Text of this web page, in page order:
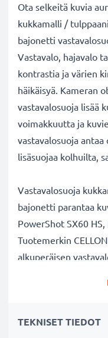
Ota selkeitä kuvia
kukkamalli /
bajonetti
Vastavalo, hajavalo
kontrastia ja värien
häikäisyä. Kameran
vastavalosuoja lisää
voimakkuutta ja
vastavalosuoja
lisäsuojaa kolhuilta,
Vastavalosuoja
bajonetti parantaa
PowerShot SX60
Tuotemerkin
alkuperäisen
terälehti bajonetti
TEKNISET TIEDOT